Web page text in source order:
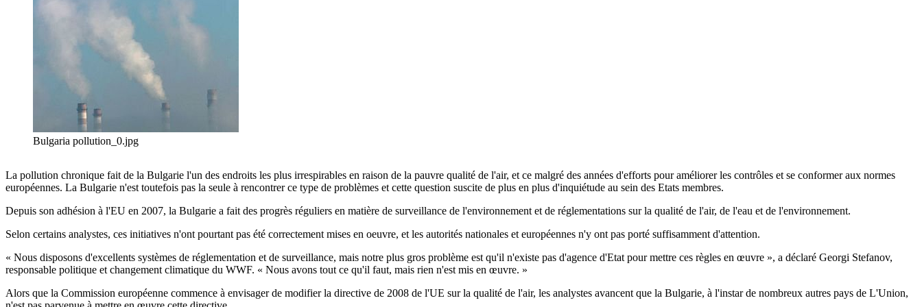
Bulgaria pollution_0.jpg
La pollution chronique fait de la Bulgarie l'un des endroits les plus irrespirables en raison de la pauvre qualité de l'air, et ce malgré des années d'efforts pour améliorer les contrôles et se conformer aux normes
européennes. La Bulgarie n'est toutefois pas la seule à rencontrer ce type de problèmes et cette question suscite de plus en plus d'inquiétude au sein des Etats membres.
Depuis son adhésion à l'EU en 2007, la Bulgarie a fait des progrès réguliers en matière de surveillance de l'environnement et de réglementations sur la qualité de l'air, de l'eau et de l'environnement.
Selon certains analystes, ces initiatives n'ont pourtant pas été correctement mises en oeuvre, et les autorités nationales et européennes n'y ont pas porté suffisamment d'attention.
« Nous disposons d'excellents systèmes de réglementation et de surveillance, mais notre plus gros problème est qu'il n'existe pas d'agence d'Etat pour mettre ces règles en œuvre », a déclaré Georgi Stefanov,
responsable politique et changement climatique du WWF. « Nous avons tout ce qu'il faut, mais rien n'est mis en œuvre. »
Alors que la Commission européenne commence à envisager de modifier la directive de 2008 de l'UE sur la qualité de l'air, les analystes avancent que la Bulgarie, à l'instar de nombreux autres pays de L'Union,